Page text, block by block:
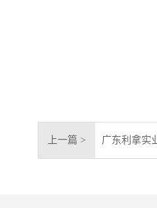
上一篇 > 广东利拿实